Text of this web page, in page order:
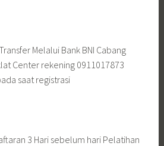
Melalui Bank BNI Cabang
Center rekening 0911017873
saat registrasi
3 Hari sebelum hari Pelatihan